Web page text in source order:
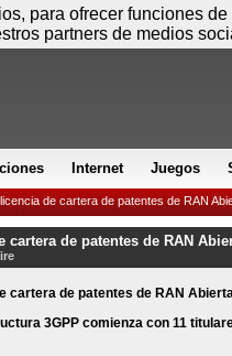
Internet Juegos
de cartera de patentes de RAN
de patentes de RAN
3GPP comienza con 11
para ofrecer funciones
partners de medios